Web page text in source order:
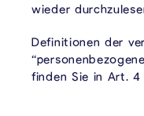
wieder
Definitionen der
finden Sie in Art. 4